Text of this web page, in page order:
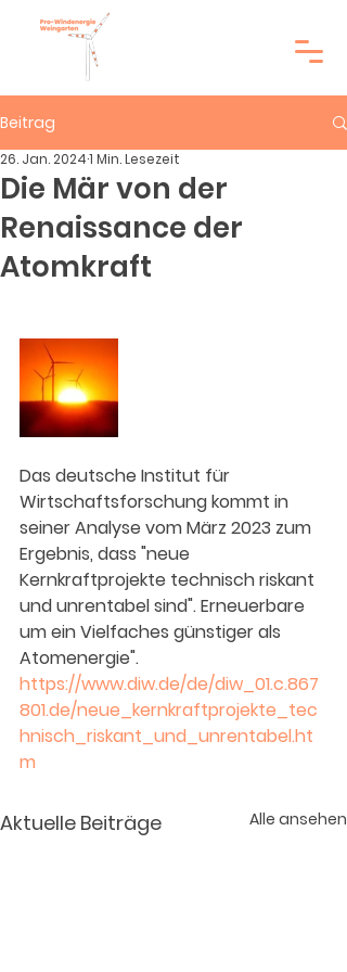
Beitrag
Die Mär von der
Renaissance der
Atomkraft
26. Jan. 20241 Min. Lesezeit
Das deutsche Institut für
Wirtschaftsforschung kommt in
seiner Analyse vom März 2023 zum
Ergebnis, dass "neue
Kernkraftprojekte technisch riskant
und unrentabel sind". Erneuerbare
um ein Vielfaches günstiger als
Atomenergie".
https://www.diw.de/de/diw_01.c.867
801.de/neue_kernkraftprojekte_tec
hnisch_riskant_und_unrentabel.ht
m
Aktuelle Beiträge Alle ansehen